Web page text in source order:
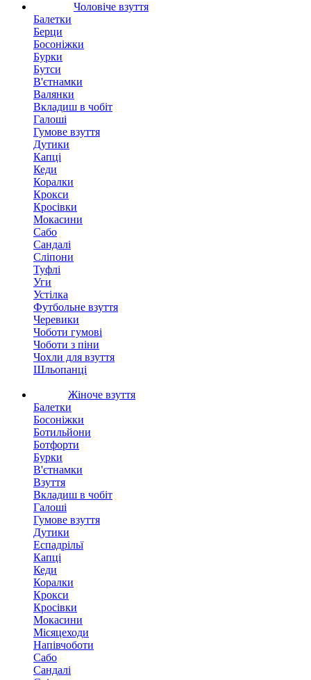
Чоловіче взуття
Балетки
Берци
Босоніжки
Бурки
Бутси
В'єтнамки
Валянки
Вкладиш в чобіт
Галоші
Гумове взуття
Дутики
Капці
Кеди
Коралки
Крокси
Кросівки
Мокасини
Сабо
Сандалі
Сліпони
Туфлі
Уги
Устілка
Футбольне взуття
Черевики
Чоботи гумові
Чоботи з піни
Чохли для взуття
Шльопанці
Жіноче взуття
Балетки
Босоніжки
Ботильйони
Ботфорти
Бурки
В'єтнамки
Взуття
Вкладиш в чобіт
Галоші
Гумове взуття
Дутики
Еспадрільї
Капці
Кеди
Коралки
Крокси
Кросівки
Мокасини
Місяцеходи
Напівчоботи
Сабо
Сандалі